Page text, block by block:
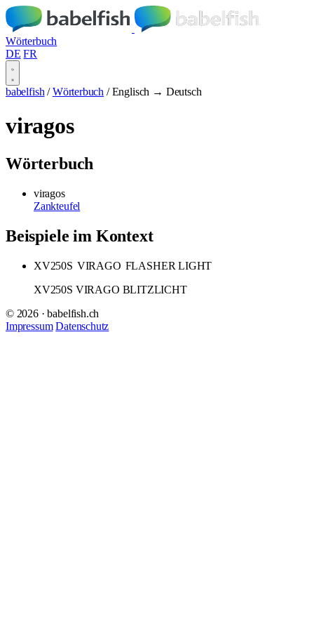
Wörterbuch
DE FR
babelfish / Wörterbuch / Englisch → Deutsch
viragos
Wörterbuch
viragos
Zankteufel
Beispiele im Kontext
XV250S VIRAGO FLASHER LIGHT
XV250S VIRAGO BLITZLICHT
© 2026 · babelfish.ch
Impressum Datenschutz